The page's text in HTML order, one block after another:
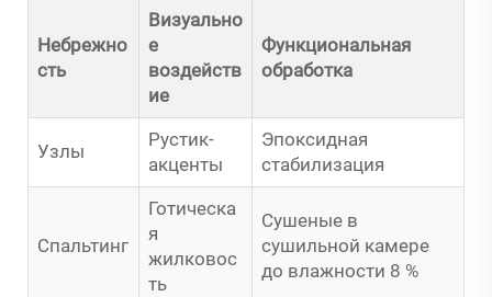
Небрежно
сть
Визуально
е
воздейств
ие
Функциональная
обработка
Узлы
Рустик-
акценты
Эпоксидная
стабилизация
Спальтинг
Готическа
я
жилковос
ть
Сушеные в
сушильной камере
до влажности 8 %